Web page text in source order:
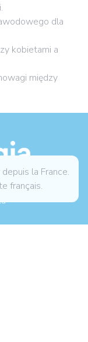
dla
kobietami a
między
la France.
français.